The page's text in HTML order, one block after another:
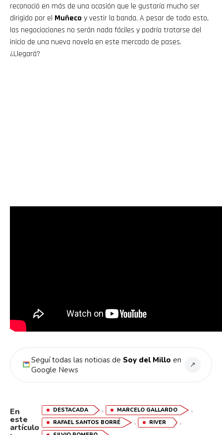
reconoció en más de una ocasión que le gustaría mucho ser
dirigido por el Muñeco y vestir la banda. A pesar de todo esto,
las negociaciones no serán nada fáciles y podría tratarse del
inicio de una nueva novela en este mercado de pases.
¿Llegará?
Seguí todas las noticias de Soy del Millo en
Google News
↗
En
este
artículo
DESTACADA , MARCELO GALLARDO ,
RAFAEL SANTOS BORRÉ , RIVER ,